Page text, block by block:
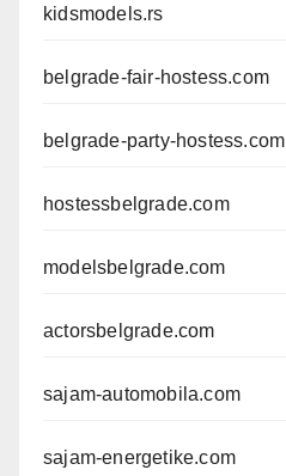
kidsmodels.rs
belgrade-fair-hostess.com
belgrade-party-hostess.com
hostessbelgrade.com
modelsbelgrade.com
actorsbelgrade.com
sajam-automobila.com
sajam-energetike.com